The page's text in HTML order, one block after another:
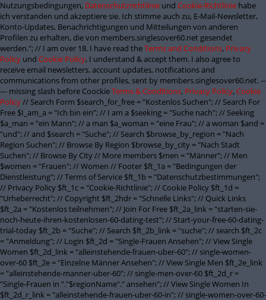
Nutzungsbedingungen, Datenschutzrichtlinie und Cookie-Richtlinie habe
ich verstanden und akzeptiere sie. Ich stimme auch zu, E-Mail-Newsletter,
Konto-Updates, Benachrichtigungen und Mitteilungen von anderen
Profilen zu erhalten, die von members.singlesover60.net gesendet
werden."; // I am over 18. I have read theTerms and Conditions, Privacy
Policy und Cookie Policy, I understand & accept them. I also agree to
receive email newsletters, account updates, notifications and
communications from other profiles, sent by members.singlesover60.net. --
--- missing slash before CoockieTerms & Conditions, Privacy Policy, Cookie
Policy// Search Form $search_for_free = "Kostenlos Suchen"; // Search For
Free $I_am_a = "Ich bin ein"; // I am a $seeking = "Suche nach"; // Seeking
$a_man = "ein Mann"; // a man $a_woman = "eine Frau"; // a woman $and =
"und"; // and $search = "Suche"; // Search $browse_by_region = "Nach
Region Suchen"; // Browse By Region $browse_by_city = "Nach Stadt
Suchen"; // Browse By City // More members $men = "Männer"; // Men
$women = "Frauen"; // Women // Footer $ft_1a = "Bedingungen der
Dienstleistung"; // Terms of Service $ft_1b = "Datenschutzbestimmungen";
// Privacy Policy $ft_1c = "Cookie-Richtlinie"; // Cookie Policy $ft_1d =
"Urheberrecht"; // Copyright $ft_2hdr = "Schnelle Links"; // Quick Links
$ft_2a = "Kostenlos teilnehmen"; // Join For Free $ft_2a_link = "starten-sie-
noch-heute-ihren-kostenlosen-60-dating-test"; // Start-your-free-60-dating-
trial-today $ft_2b = "Suche"; // Search $ft_2b_link = "suche"; // search $ft_2c
= "Anmeldung"; // Login $ft_2d = "Single-Frauen Ansehen"; // View Single
Women $ft_2d_link = "alleinstehende-frauen-uber-60"; // single-women-
over-60 $ft_2e = "Einzelne Männer Ansehen"; // View Single Men $ft_2e_link
= "alleinstehende-manner-uber-60"; // single-men-over-60 $ft_2d_r =
"Single-Frauen in "."$regionName"." ansehen"; // View Single Women In
$ft_2d_r_link = "alleinstehende-frauen-uber-60-in"; // single-women-over-60-